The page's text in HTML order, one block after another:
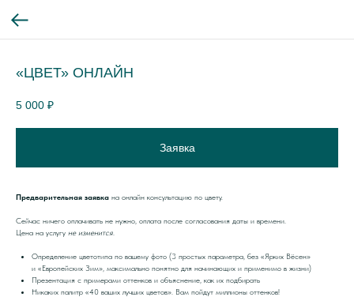
«ЦВЕТ» ОНЛАЙН
5 000 ₽
Заявка
Предварительная заявка на онлайн консультацию по цвету.
Сейчас ничего оплачивать не нужно, оплата после согласования даты и времени.
Цена на услугу не изменится
Определение цветотипа по вашему фото (3 простых параметра, без «Ярких Вёсен»
и «Европейских Зим», максимально понятно для начинающих и применимо в жизни)
Презентация с примерами оттенков и объяснение, как их подбирать
Никаких палитр «40 ваших лучших цветов». Вам пойдут миллионы оттенков!